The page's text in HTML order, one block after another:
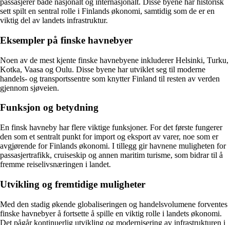
passasjerer både nasjonalt og internasjonalt. Disse byene har historisk
sett spilt en sentral rolle i Finlands økonomi, samtidig som de er en
viktig del av landets infrastruktur.
Eksempler på finske havnebyer
Noen av de mest kjente finske havnebyene inkluderer Helsinki, Turku,
Kotka, Vaasa og Oulu. Disse byene har utviklet seg til moderne
handels- og transportssentre som knytter Finland til resten av verden
gjennom sjøveien.
Funksjon og betydning
En finsk havneby har flere viktige funksjoner. For det første fungerer
den som et sentralt punkt for import og eksport av varer, noe som er
avgjørende for Finlands økonomi. I tillegg gir havnene muligheten for
passasjertrafikk, cruiseskip og annen maritim turisme, som bidrar til å
fremme reiselivsnæringen i landet.
Utvikling og fremtidige muligheter
Med den stadig økende globaliseringen og handelsvolumene forventes
finske havnebyer å fortsette å spille en viktig rolle i landets økonomi.
Det pågår kontinuerlig utvikling og modernisering av infrastrukturen i